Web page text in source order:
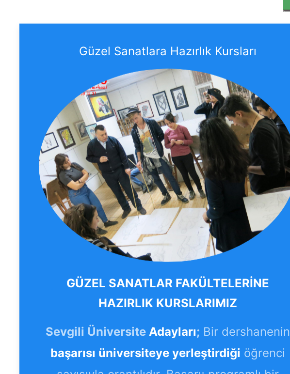
Güzel Sanatlara Hazırlık Kursları
GÜZEL SANATLAR FAKÜLTELERİNE
HAZIRLIK KURSLARIMIZ
Sevgili Üniversite Adayları; Bir dershanenin
başarısı üniversiteye yerleştirdiği öğrenci